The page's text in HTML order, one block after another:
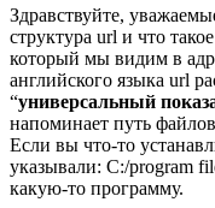
Здравствуйте,
структура url и что
который мы видим в
английского языка url
“универсальный
напоминает путь
Если вы что-то
указывали: С:/program
какую-то программу.